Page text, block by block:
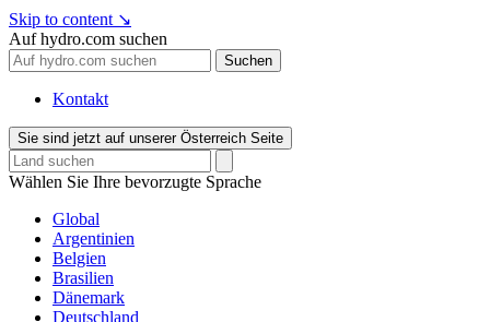
Skip to content ↘
Auf hydro.com suchen
Suchen
Kontakt
Sie sind jetzt auf unserer Österreich Seite
Wählen Sie Ihre bevorzugte Sprache
Global
Argentinien
Belgien
Brasilien
Dänemark
Deutschland